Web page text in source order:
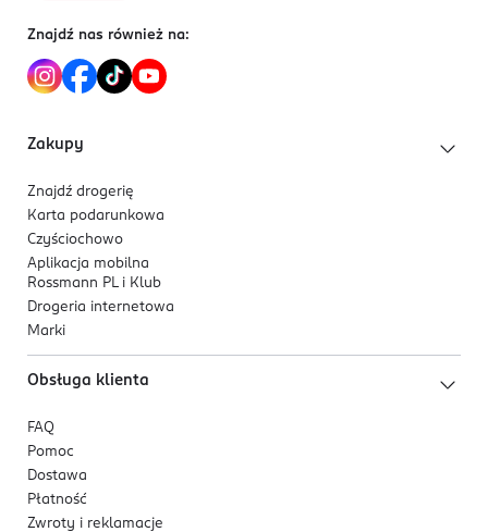
Znajdź nas również na:
Zakupy
Znajdź drogerię
Karta podarunkowa
Czyściochowo
Aplikacja mobilna
Rossmann PL i Klub
Drogeria internetowa
Marki
Obsługa klienta
FAQ
Pomoc
Dostawa
Płatność
Zwroty i reklamacje